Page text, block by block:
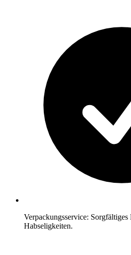
Verpackungsservice:
Habseligkeiten.